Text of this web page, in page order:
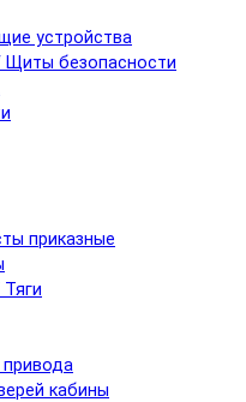
устройства
Щиты безопасности
приказные
кабины